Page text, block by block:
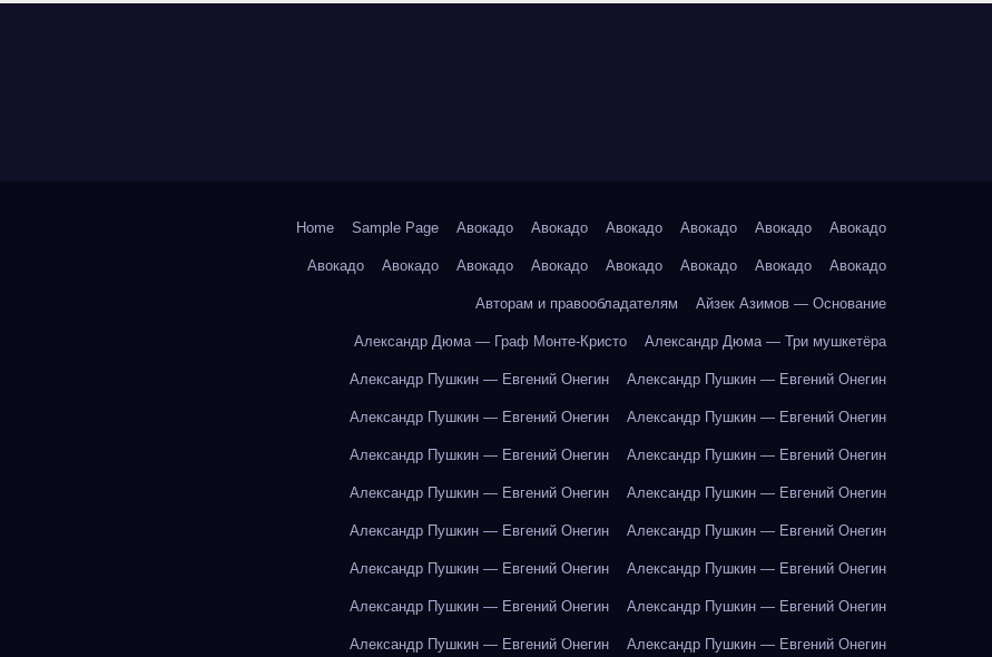
Home Sample Page Авокадо Авокадо Авокадо Авокадо Авокадо Авокадо
Авокадо Авокадо Авокадо Авокадо Авокадо Авокадо Авокадо Авокадо
Авторам и правообладателям Айзек Азимов — Основание
Александр Дюма — Граф Монте-Кристо Александр Дюма — Три мушкетёра
Александр Пушкин — Евгений Онегин Александр Пушкин — Евгений Онегин
Александр Пушкин — Евгений Онегин Александр Пушкин — Евгений Онегин
Александр Пушкин — Евгений Онегин Александр Пушкин — Евгений Онегин
Александр Пушкин — Евгений Онегин Александр Пушкин — Евгений Онегин
Александр Пушкин — Евгений Онегин Александр Пушкин — Евгений Онегин
Александр Пушкин — Евгений Онегин Александр Пушкин — Евгений Онегин
Александр Пушкин — Евгений Онегин Александр Пушкин — Евгений Онегин
Александр Пушкин — Евгений Онегин Александр Пушкин — Евгений Онегин